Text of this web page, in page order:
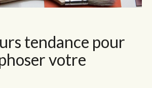
tendance pour
votre